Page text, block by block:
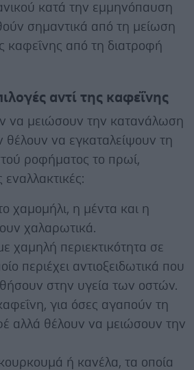
κατά την εμμηνόπαυση
σημαντικά από τη μείωση
καφεΐνης από τη διατροφή
αντί της καφεΐνης
να μειώσουν την κατανάλωση
θέλουν να εγκαταλείψουν τη
ροφήματος το πρωί,
χαμομήλι, η μέντα και η
χαλαρωτικά.
χαμηλή περιεκτικότητα σε
περιέχει αντιοξειδωτικά που
στην υγεία των οστών.
για όσες αγαπούν τη
αλλά θέλουν να μειώσουν την
ή κανέλα, τα οποία